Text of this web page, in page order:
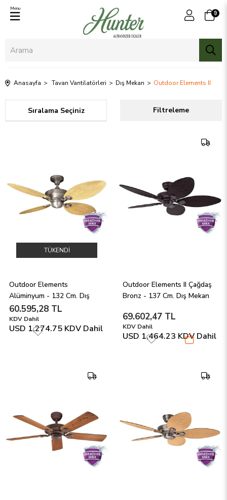
0
Menu
Anasayfa Tavan Vantilatörleri Dış Mekan Outdoor Elements II
Filtreleme
Sıralama
TÜKENDI
Outdoor Elements
Alüminyum - 132 Cm. Dış
Mekan Tavan Vantilatörü
60.595,28 TL
KDV Dahil
USD 1,274.75 KDV Dahil
Outdoor Elements II Çağdaş
Bronz - 137 Cm. Dış Mekan
69.602,47 TL
KDV Dahil
USD 1,464.23 KDV Dahil